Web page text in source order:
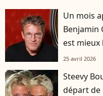
Un mois
Benjamin
est mieux
25 avril 2026
Steevy
départ de